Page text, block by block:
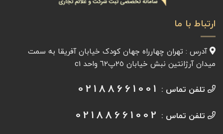
ارتباط با ما
آدرس : تهران چهارراه جهان کودک خیابان آفريقا به سمت
میدان آرژانتين نبش خیابان ٢٥پ٦٢ واحد c1
تلفن تماس : 02188661001
تلفن تماس : 02188661002